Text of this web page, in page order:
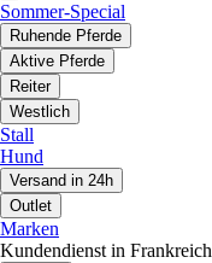
Sommer-Special
Ruhende Pferde
Aktive Pferde
Reiter
Westlich
Stall
Hund
Versand in 24h
Outlet
Marken
Kundendienst in Frankreich